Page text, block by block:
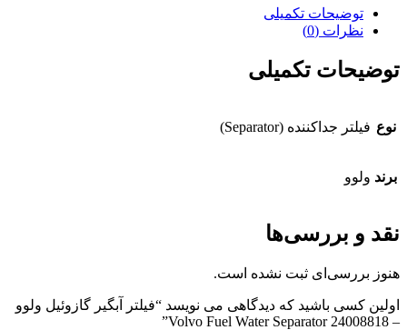
توضیحات تکمیلی
نظرات (0)
توضیحات تکمیلی
نوع فیلتر جداکننده (Separator)
برند ولوو
نقد و بررسی‌ها
هنوز بررسی‌ای ثبت نشده است.
اولین کسی باشید که دیدگاهی می نویسد “فیلتر آبگیر گازوئیل ولوو
– Volvo Fuel Water Separator 24008818”